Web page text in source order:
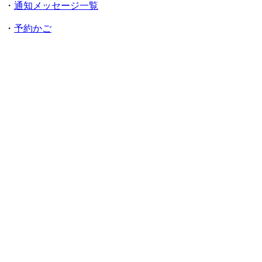
・ 通知メッセージ一覧
・ 予約かご